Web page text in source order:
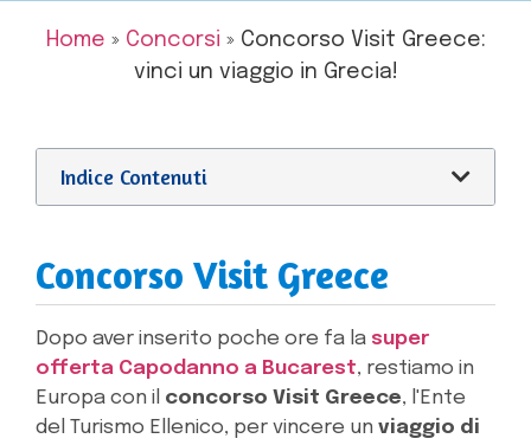
Home » Concorsi » Concorso Visit Greece:
vinci un viaggio in Grecia!
Indice Contenuti
Concorso Visit Greece
Dopo aver inserito poche ore fa la super
offerta Capodanno a Bucarest, restiamo in
Europa con il concorso Visit Greece, l'Ente
del Turismo Ellenico, per vincere un viaggio di